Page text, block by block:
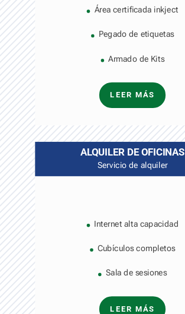
Área certificada inkject
Pegado de etiquetas
Armado de Kits
LEER MÁS
ALQUILER DE OFICINAS
Servicio de alquiler
Internet alta capacidad
Cubículos completos
Sala de sesiones
LEER MÁS